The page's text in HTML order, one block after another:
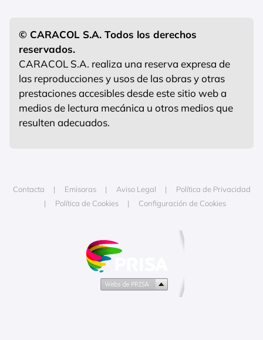
© CARACOL S.A. Todos los derechos
reservados.
CARACOL S.A. realiza una reserva expresa de
las reproducciones y usos de las obras y otras
prestaciones accesibles desde este sitio web a
medios de lectura mecánica u otros medios que
resulten adecuados.
Contacta Emisoras Aviso Legal
Política de Privacidad
Política de Cookies
Configuración de Cookies